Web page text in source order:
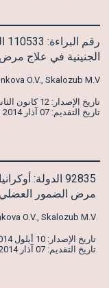
الجنينية في علاج
O.V., Skalozub M.V.
تاريخ الإصدار: 12 كانون الثاني 2016
تاريخ التقديم: 07 آذار 2014
92835 الدولة:
مرض الضمور
O.V., Skalozub M.V.
تاريخ الإصدار: 10 أيلول 2014
تاريخ التقديم: 07 آذار 2014